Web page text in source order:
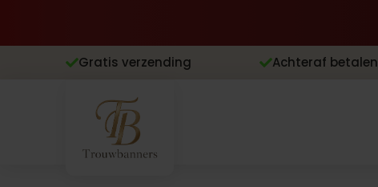
Gratis verzending Achteraf betalen